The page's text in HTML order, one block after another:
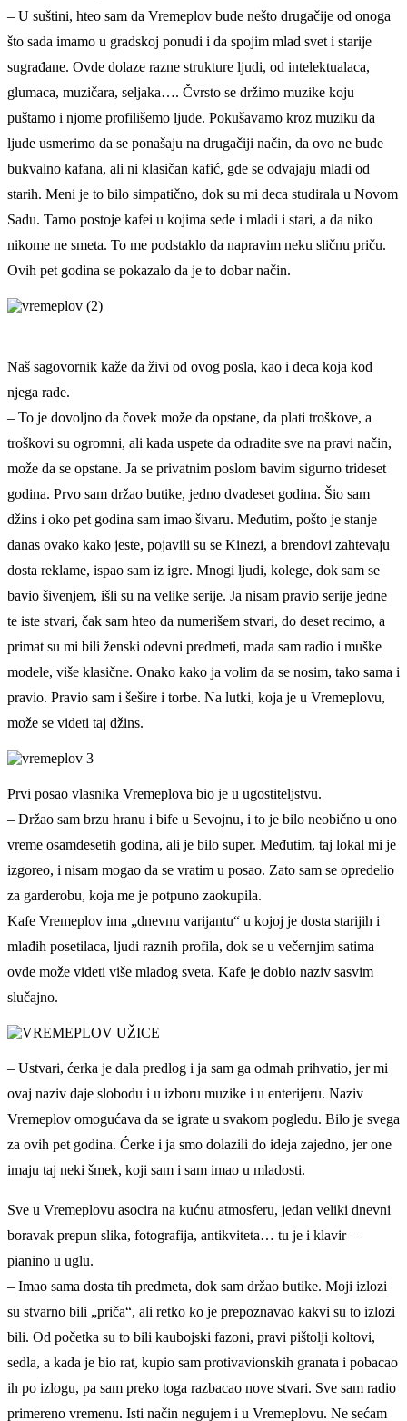
– U suštini, hteo sam da Vremeplov bude nešto drugačije od onoga
što sada imamo u gradskoj ponudi i da spojim mlad svet i starije
sugrađane. Ovde dolaze razne strukture ljudi, od intelektualaca,
glumaca, muzičara, seljaka…. Čvrsto se držimo muzike koju
puštamo i njome profilišemo ljude. Pokušavamo kroz muziku da
ljude usmerimo da se ponašaju na drugačiji način, da ovo ne bude
bukvalno kafana, ali ni klasičan kafić, gde se odvajaju mladi od
starih. Meni je to bilo simpatično, dok su mi deca studirala u Novom
Sadu. Tamo postoje kafei u kojima sede i mladi i stari, a da niko
nikome ne smeta. To me podstaklo da napravim neku sličnu priču.
Ovih pet godina se pokazalo da je to dobar način.
Naš sagovornik kaže da živi od ovog posla, kao i deca koja kod
njega rade.
– To je dovoljno da čovek može da opstane, da plati troškove, a
troškovi su ogromni, ali kada uspete da odradite sve na pravi način,
može da se opstane. Ja se privatnim poslom bavim sigurno trideset
godina. Prvo sam držao butike, jedno dvadeset godina. Šio sam
džins i oko pet godina sam imao šivaru. Međutim, pošto je stanje
danas ovako kako jeste, pojavili su se Kinezi, a brendovi zahtevaju
dosta reklame, ispao sam iz igre. Mnogi ljudi, kolege, dok sam se
bavio šivenjem, išli su na velike serije. Ja nisam pravio serije jedne
te iste stvari, čak sam hteo da numerišem stvari, do deset recimo, a
primat su mi bili ženski odevni predmeti, mada sam radio i muške
modele, više klasične. Onako kako ja volim da se nosim, tako sama i
pravio. Pravio sam i šešire i torbe. Na lutki, koja je u Vremeplovu,
može se videti taj džins.
Prvi posao vlasnika Vremeplova bio je u ugostiteljstvu.
– Držao sam brzu hranu i bife u Sevojnu, i to je bilo neobično u ono
vreme osamdesetih godina, ali je bilo super. Međutim, taj lokal mi je
izgoreo, i nisam mogao da se vratim u posao. Zato sam se opredelio
za garderobu, koja me je potpuno zaokupila.
Kafe Vremeplov ima „dnevnu varijantu“ u kojoj je dosta starijih i
mlađih posetilaca, ljudi raznih profila, dok se u večernjim satima
ovde može videti više mladog sveta. Kafe je dobio naziv sasvim
slučajno.
– Ustvari, ćerka je dala predlog i ja sam ga odmah prihvatio, jer mi
ovaj naziv daje slobodu i u izboru muzike i u enterijeru. Naziv
Vremeplov omogućava da se igrate u svakom pogledu. Bilo je svega
za ovih pet godina. Ćerke i ja smo dolazili do ideja zajedno, jer one
imaju taj neki šmek, koji sam i sam imao u mladosti.
Sve u Vremeplovu asocira na kućnu atmosferu, jedan veliki dnevni
boravak prepun slika, fotografija, antikviteta… tu je i klavir –
pianino u uglu.
– Imao sama dosta tih predmeta, dok sam držao butike. Moji izlozi
su stvarno bili „priča“, ali retko ko je prepoznavao kakvi su to izlozi
bili. Od početka su to bili kaubojski fazoni, pravi pištolji koltovi,
sedla, a kada je bio rat, kupio sam protivavionskih granata i pobacao
ih po izlogu, pa sam preko toga razbacao nove stvari. Sve sam radio
primereno vremenu. Isti način negujem i u Vremeplovu. Ne sećam